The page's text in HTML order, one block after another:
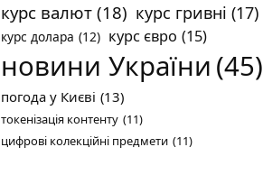
курс валют (18) курс гривні (17)
курс долара (12) курс євро (15)
новини України (45)
погода у Києві (13)
токенізація контенту (11)
цифрові колекційні предмети (11)